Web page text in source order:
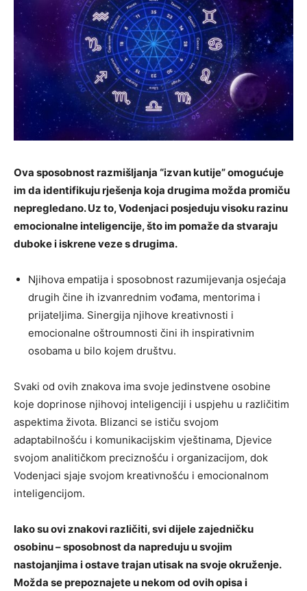
Ova sposobnost razmišljanja “izvan kutije” omogućuje
im da identifikuju rješenja koja drugima možda promiču
nepregledano. Uz to, Vodenjaci posjeduju visoku razinu
emocionalne inteligencije, što im pomaže da stvaraju
duboke i iskrene veze s drugima.
Njihova empatija i sposobnost razumijevanja osjećaja
drugih čine ih izvanrednim vođama, mentorima i
prijateljima. Sinergija njihove kreativnosti i
emocionalne oštroumnosti čini ih inspirativnim
osobama u bilo kojem društvu.
Svaki od ovih znakova ima svoje jedinstvene osobine
koje doprinose njihovoj inteligenciji i uspjehu u različitim
aspektima života. Blizanci se ističu svojom
adaptabilnošću i komunikacijskim vještinama, Djevice
svojom analitičkom preciznošću i organizacijom, dok
Vodenjaci sjaje svojom kreativnošću i emocionalnom
inteligencijom.
Iako su ovi znakovi različiti, svi dijele zajedničku
osobinu – sposobnost da napreduju u svojim
nastojanjima i ostave trajan utisak na svoje okruženje.
Možda se prepoznajete u nekom od ovih opisa i